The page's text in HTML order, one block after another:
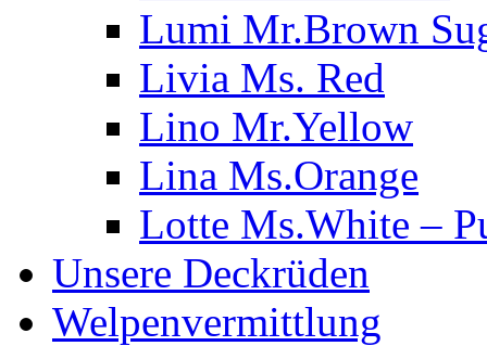
Lumi Mr.Brown
Livia Ms. Red
Lino Mr.Yellow
Lina Ms.Orange
Lotte Ms.White –
Unsere Deckrüden
Welpenvermittlung